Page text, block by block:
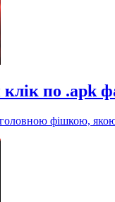
по .apk
головною фішкою,